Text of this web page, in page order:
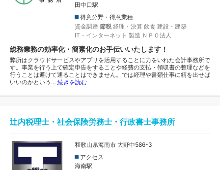
田中口駅
得意分野・得意業種
資金調達 節税 経理・決算 飲食 建設・建築
IT・インターネット 製造 ＮＰＯ法人
総務業務の効率化・簡素化のお手伝いいたします！
弊所はクラウドサービスやアプリを活用することに力をいれた会計事務所で
す。事業を行う上で確定申告をすることや経費の支払・領収書の整理などを
行うことは避けて通ることはできません。では経理や書類仕事に精を出せば
いいのかという… 続きを読む
辻内税理士・社会保険労務士・行政書士事務所
和歌山県海南市 大野中586-3
アクセス
海南駅